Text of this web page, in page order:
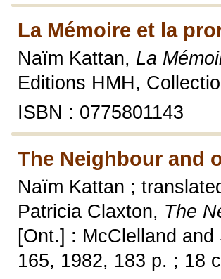
La Mémoire et la
Naïm Kattan, La
Editions HMH,
ISBN : 0775801143
The Neighbour and
Naïm Kattan ;
Patricia Claxton, The
[Ont.] : McClelland
165, 1982, 183 p. ; 18